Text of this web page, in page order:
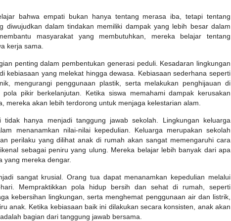
bahwa empati bukan hanya tentang merasa iba, tetapi tentang
diwujudkan dalam tindakan memiliki dampak yang lebih besar dalam
masyarakat yang membutuhkan, mereka belajar tentang
kerja sama.
penting dalam pembentukan generasi peduli. Kesadaran lingkungan
kebiasaan yang melekat hingga dewasa. Kebiasaan sederhana seperti
mengurangi penggunaan plastik, serta melakukan penghijauan di
pikir berkelanjutan. Ketika siswa memahami dampak kerusakan
mereka akan lebih terdorong untuk menjaga kelestarian alam.
tidak hanya menjadi tanggung jawab sekolah. Lingkungan keluarga
menanamkan nilai-nilai kepedulian. Keluarga merupakan sekolah
perilaku yang dilihat anak di rumah akan sangat memengaruhi cara
sebagai peniru yang ulung. Mereka belajar lebih banyak dari apa
yang mereka dengar.
sangat krusial. Orang tua dapat menanamkan kepedulian melalui
Mempraktikkan pola hidup bersih dan sehat di rumah, seperti
kebersihan lingkungan, serta menghemat penggunaan air dan listrik,
anak. Ketika kebiasaan baik ini dilakukan secara konsisten, anak akan
bagian dari tanggung jawab bersama.